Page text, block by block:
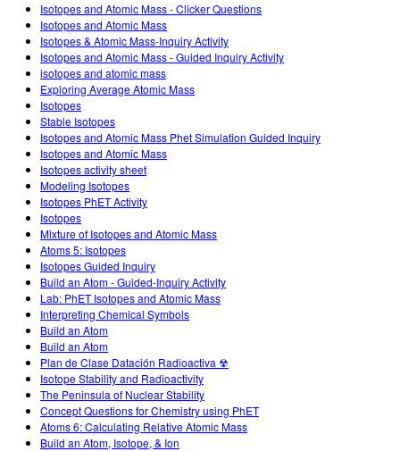
ฟิสิกส์
คณิตศาสตร์
เคมี
วิทยาศาสตร์ของโลก
ชีววิทยา
สถานการณ์จำลองที่แปลภาษาแล้ว
Customizable Sims
About Studio
Customizable Sims
Start a Free Trial
Purchase a License
TEACHING
ค้นหากิจกรรม
ร่วมแบ่งปันกิจกรรม
Activity Contribution Guidelines
Virtual Workshops
Professional Learning with PhET
Teaching with PhET
งานวิจัย
INITIATIVES
Inclusive Design
PhET Global
Data Fluency
DEIB in STEM Ed
SceneryStack OSE
Impact Report
เข้าสู่ระบบ / สมัครเพื่อเข้าใช้ระบบ
เข้าสู่ระบบ / สมัครเพื่อเข้าใช้ระบบ
Isotopes and Atomic Mass - Clicker Questions
Isotopes and Atomic Mass
Isotopes & Atomic Mass-Inquiry Activity
Isotopes and Atomic Mass - Guided Inquiry Activity
isotopes and atomic mass
Exploring Average Atomic Mass
Isotopes
Stable Isotopes
Isotopes and Atomic Mass Phet Simulation Guided Inquiry
Isotopes and Atomic Mass
Isotopes activity sheet
Modeling Isotopes
Isotopes PhET Activity
Isotopes
Mixture of Isotopes and Atomic Mass
Atoms 5: Isotopes
Isotopes Guided Inquiry
Build an Atom - Guided-Inquiry Activity
Lab: PhET Isotopes and Atomic Mass
Interpreting Chemical Symbols
Build an Atom
Build an Atom
Plan de Clase Datación Radioactiva ☢
Isotope Stability and Radioactivity
The Peninsula of Nuclear Stability
Concept Questions for Chemistry using PhET
Atoms 6: Calculating Relative Atomic Mass
Build an Atom, Isotope, & Ion